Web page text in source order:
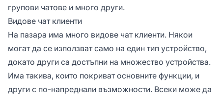
схеми, да избира шрифтове, да използва
емотикони, да споделя линкове и да
групови чатове и много други.
Видове чат клиенти
На пазара има много видове чат клиенти. Някои
могат да се използват само на един тип устройство,
докато други са достъпни на множество устройства.
Има такива, които покриват основните функции, и
други с по-напреднали възможности. Всеки може да